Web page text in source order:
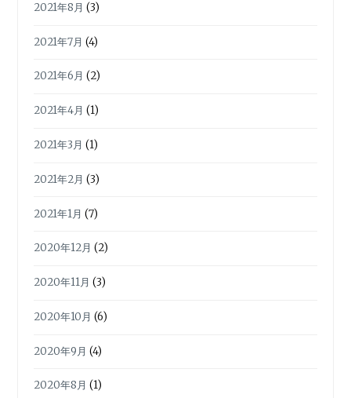
2021年8月 (3)
2021年7月 (4)
2021年6月 (2)
2021年4月 (1)
2021年3月 (1)
2021年2月 (3)
2021年1月 (7)
2020年12月 (2)
2020年11月 (3)
2020年10月 (6)
2020年9月 (4)
2020年8月 (1)